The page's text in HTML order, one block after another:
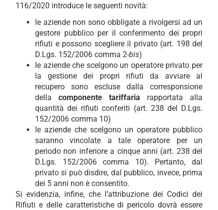
116/2020 introduce le seguenti novità:
le aziende non sono obbligate a rivolgersi ad un
gestore pubblico per il conferimento dei propri
rifiuti e possono scegliere il privato (art. 198 del
D.Lgs. 152/2006 comma 2-bis)
le aziende che scelgono un operatore privato per
la gestione dei propri rifiuti da avviare al
recupero sono escluse dalla corresponsione
della componente tariffaria rapportata alla
quantità dei rifiuti conferiti (art. 238 del D.Lgs.
152/2006 comma 10)
le aziende che scelgono un operatore pubblico
saranno vincolate a tale operatore per un
periodo non inferiore a cinque anni (art. 238 del
D.Lgs. 152/2006 comma 10). Pertanto, dal
privato si può disdire, dal pubblico, invece, prima
dei 5 anni non è consentito.
Si evidenzia, infine, che l’attribuzione dei Codici dei
Rifiuti e delle caratteristiche di pericolo dovrà essere